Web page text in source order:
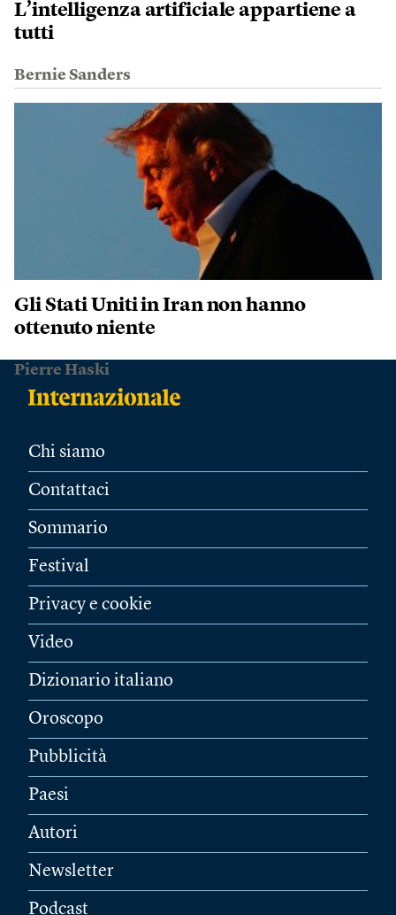
L’intelligenza artificiale appartiene a
tutti
Bernie Sanders
Gli Stati Uniti in Iran non hanno
ottenuto niente
Pierre Haski
Chi siamo
Contattaci
Sommario
Festival
Privacy e cookie
Video
Dizionario italiano
Oroscopo
Pubblicità
Paesi
Autori
Newsletter
Podcast